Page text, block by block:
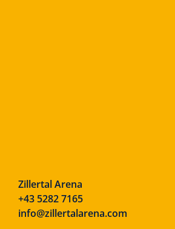
Zillertal Arena
+43 5282 7165
info@zillertalarena.com